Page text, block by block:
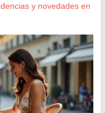
y novedades en